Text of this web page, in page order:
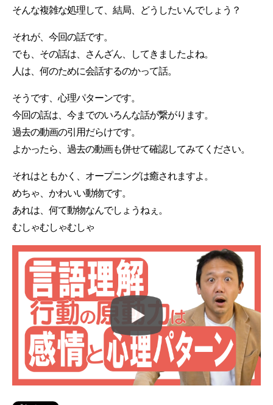
そんな複雑な処理して、結局、どうしたいんでしょう？
それが、今回の話です。
でも、その話は、さんざん、してきましたよね。
人は、何のために会話するのかって話。
そうです、心理パターンです。
今回の話は、今までのいろんな話が繋がります。
過去の動画の引用だらけです。
よかったら、過去の動画も併せて確認してみてください。
それはともかく、オープニングは癒されますよ。
めちゃ、かわいい動物です。
あれは、何て動物なんでしょうねぇ。
むしゃむしゃむしゃ